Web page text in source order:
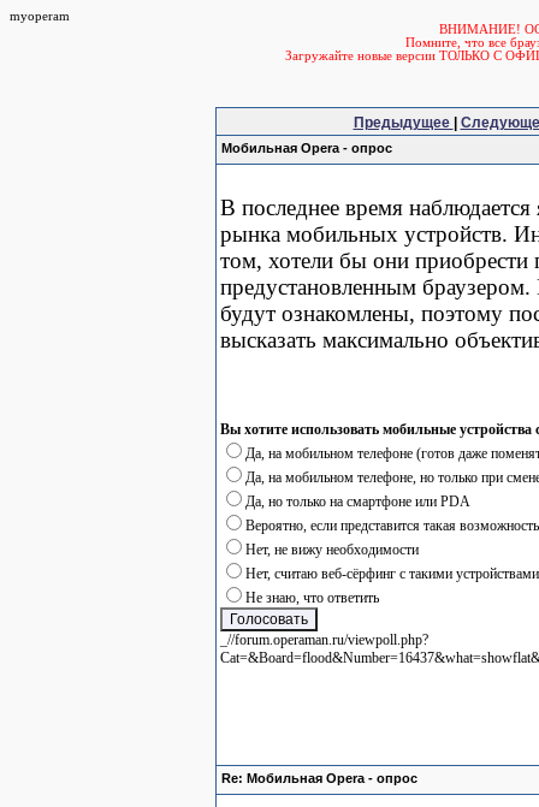
myoperam
ВНИМАНИЕ!
Помните, что все
Загружайте новые версии ТОЛЬКО С
Предыдущее
Мобильная Opera - опрос
В последнее время
рынка мобильных устройств.
том, хотели бы они приобрести
предустановленным браузером.
будут ознакомлены, поэтому
высказать максимально
Вы хотите использовать мобильные
Да, на мобильном телефоне (готов даже
Да, на мобильном телефоне, но только при
Да, но только на смартфоне или PDA
Вероятно, если представится такая возможность
Нет, не вижу необходимости
Нет, считаю веб-сёрфинг с такими
Не знаю, что ответить
_//forum.operaman.ru/viewpoll.php?
Re: Мобильная Opera - опрос